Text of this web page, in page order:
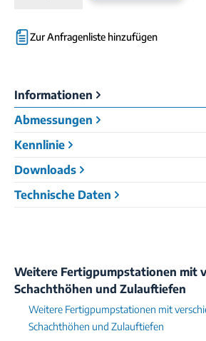
Zur Anfragenliste hinzufügen
Informationen
Abmessungen
Kennlinie
Downloads
Technische Daten
Weitere Fertigpumpstationen mit
Schachthöhen und Zulauftiefen
Weitere Fertigpumpstationen mit
Schachthöhen und Zulauftiefen